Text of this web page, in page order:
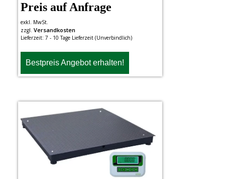
Preis auf Anfrage
exkl. MwSt.
zzgl. Versandkosten
Lieferzeit: 7 - 10 Tage Lieferzeit (Unverbindlich)
Bestpreis Angebot erhalten!